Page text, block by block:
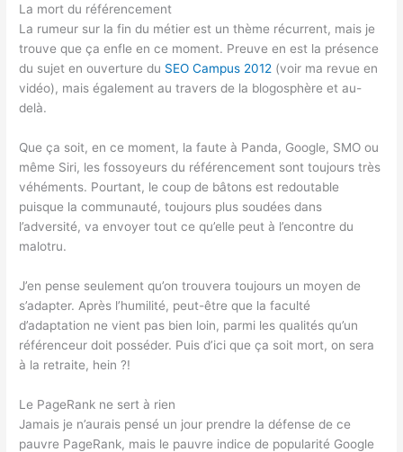
La mort du référencement
La rumeur sur la fin du métier est un thème récurrent, mais je
trouve que ça enfle en ce moment. Preuve en est la présence
du sujet en ouverture du SEO Campus 2012 (voir ma revue en
vidéo), mais également au travers de la blogosphère et au-
delà.
Que ça soit, en ce moment, la faute à Panda, Google, SMO ou
même Siri, les fossoyeurs du référencement sont toujours très
véhéments. Pourtant, le coup de bâtons est redoutable
puisque la communauté, toujours plus soudées dans
l’adversité, va envoyer tout ce qu’elle peut à l’encontre du
malotru.
J’en pense seulement qu’on trouvera toujours un moyen de
s’adapter. Après l’humilité, peut-être que la faculté
d’adaptation ne vient pas bien loin, parmi les qualités qu’un
référenceur doit posséder. Puis d’ici que ça soit mort, on sera
à la retraite, hein ?!
Le PageRank ne sert à rien
Jamais je n’aurais pensé un jour prendre la défense de ce
pauvre PageRank, mais le pauvre indice de popularité Google